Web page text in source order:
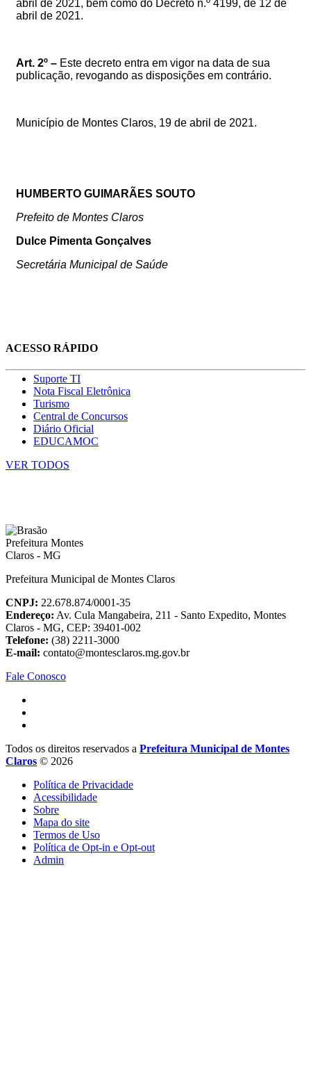
abril de 2021, bem como do Decreto n.º 4199, de 12 de
abril de 2021.
Art. 2º – Este decreto entra em vigor na data de sua
publicação, revogando as disposições em contrário.
Município de Montes Claros, 19 de abril de 2021.
HUMBERTO GUIMARÃES SOUTO
Prefeito de Montes Claros
Dulce Pimenta Gonçalves
Secretária Municipal de Saúde
ACESSO RÁPIDO
Suporte TI
Nota Fiscal Eletrônica
Turismo
Central de Concursos
Diário Oficial
EDUCAMOC
VER TODOS
Prefeitura Municipal de Montes Claros
CNPJ: 22.678.874/0001-35
Endereço: Av. Cula Mangabeira, 211 - Santo Expedito, Montes
Claros - MG, CEP: 39401-002
Telefone: (38) 2211-3000
E-mail: contato@montesclaros.mg.gov.br
Fale Conosco
Todos os direitos reservados a Prefeitura Municipal de Montes
Claros © 2026
Política de Privacidade
Acessibilidade
Sobre
Mapa do site
Termos de Uso
Política de Opt-in e Opt-out
Admin